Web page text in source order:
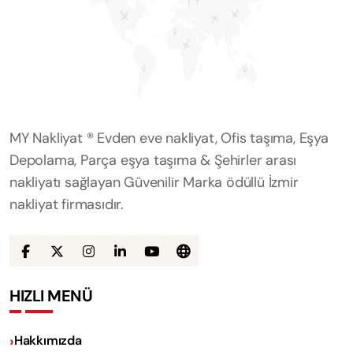
MY Nakliyat ® Evden eve nakliyat, Ofis taşıma, Eşya
Depolama, Parça eşya taşıma & Şehirler arası
nakliyatı sağlayan Güvenilir Marka ödüllü İzmir
nakliyat firmasıdır.
HIZLI MENÜ
Hakkımızda